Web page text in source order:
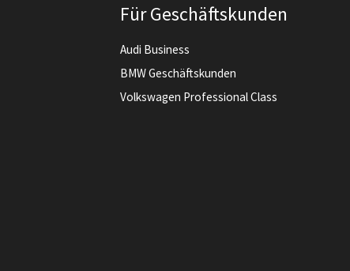
Für Geschäftskunden
Audi Business
BMW Geschäftskunden
Volkswagen Professional Class